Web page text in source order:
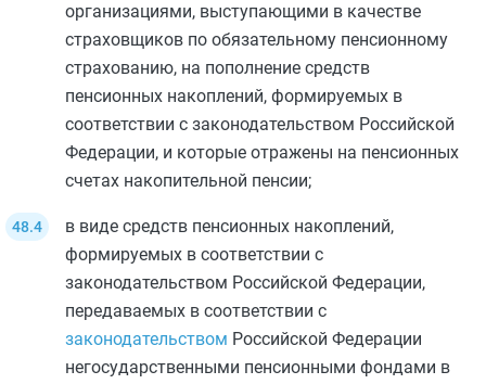
организациями, выступающими в качестве
страховщиков по обязательному пенсионному
страхованию, на пополнение средств
пенсионных накоплений, формируемых в
соответствии с законодательством Российской
Федерации, и которые отражены на пенсионных
счетах накопительной пенсии;
в виде средств пенсионных накоплений,
формируемых в соответствии с
законодательством Российской Федерации,
передаваемых в соответствии с
законодательством Российской Федерации
негосударственными пенсионными фондами в